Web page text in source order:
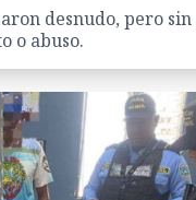
desnudo, pero
o abuso.